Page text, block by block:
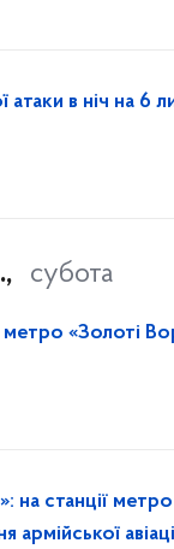
атаки в ніч на 6
субота
метро «Золоті
на станції
армійської